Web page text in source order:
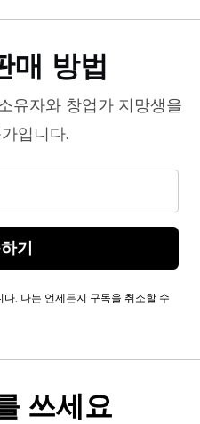
매 방법
유자와 창업가 지망생을
입니다.
기
. 나는 언제든지 구독을 취소할 수
쓰세요